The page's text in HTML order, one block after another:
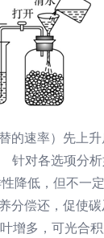
速率）先上
针对各选项分析
低，但不一
偿还，促使碳
增多，可光合